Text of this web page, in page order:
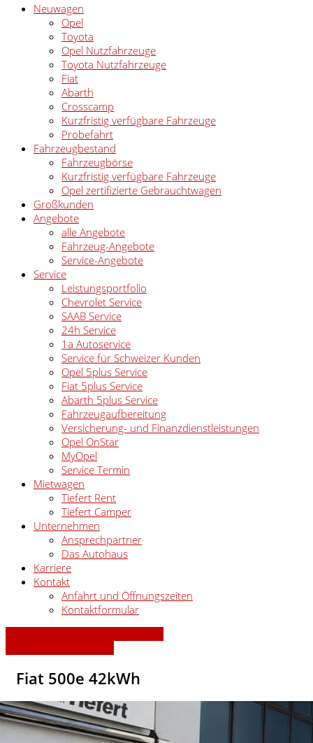
Neuwagen
Opel
Toyota
Opel Nutzfahrzeuge
Toyota Nutzfahrzeuge
Fiat
Abarth
Crosscamp
Kurzfristig verfügbare Fahrzeuge
Probefahrt
Fahrzeugbestand
Fahrzeugbörse
Kurzfristig verfügbare Fahrzeuge
Opel zertifizierte Gebrauchtwagen
Großkunden
Angebote
alle Angebote
Fahrzeug-Angebote
Service-Angebote
Service
Leistungsportfolio
Chevrolet Service
SAAB Service
24h Service
1a Autoservice
Service für Schweizer Kunden
Opel 5plus Service
Fiat 5plus Service
Abarth 5plus Service
Fahrzeugaufbereitung
Versicherung- und Finanzdienstleistungen
Opel OnStar
MyOpel
Service Termin
Mietwagen
Tiefert Rent
Tiefert Camper
Unternehmen
Ansprechpartner
Das Autohaus
Karriere
Kontakt
Anfahrt und Öffnungszeiten
Kontaktformular
Fiat 500e 42kWh